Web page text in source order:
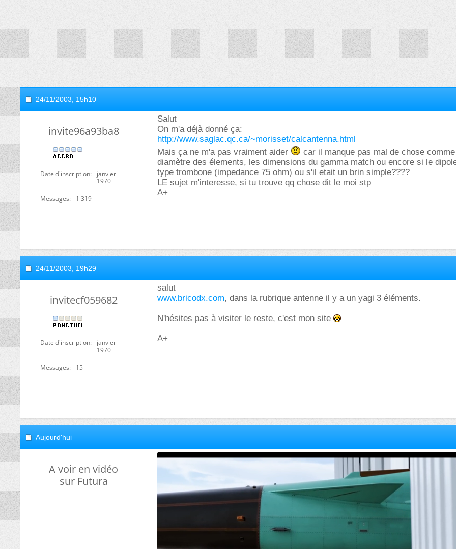
24/11/2003, 15h10
invite96a93ba8
Date d'inscription
janvier
1970
Messages 1 319
Salut
On m'a déjà donné ça:
http://www.saglac.qc.ca/~morisset/calcantenna.html
Mais ça ne m'a pas vraiment aider
car il manque pas mal de chose
diamètre des élements, les dimensions du gamma match ou encore si le
type trombone (impedance 75 ohm) ou s'il etait un brin simple????
LE sujet m'interesse, si tu trouve qq chose dit le moi stp
A+
24/11/2003, 19h29
invitecf059682
Date d'inscription
janvier
1970
Messages 15
salut
www.bricodx.com, dans la rubrique antenne il y a un yagi 3 éléments.
N'hésites pas à visiter le reste, c'est mon site
A+
Aujourd'hui
A voir en vidéo
sur Futura